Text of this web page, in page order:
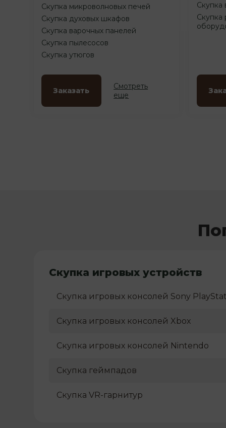
Скупка микроволновых печей
Скупка духовых шкафов
Скупка варочных панелей
Скупка пылесосов
Скупка утюгов
Заказать
Смотреть
еще
Скупка
Скупка
Скупка игровых устройств
Скупка игровых консолей Sony
Скупка игровых консолей Xbox
Скупка игровых консолей Nintendo
Скупка геймпадов
Скупка VR-гарнитур